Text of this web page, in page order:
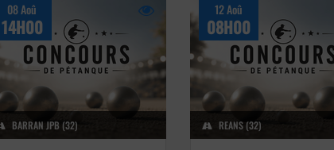
08 Aoû
14H00
BARRAN JPB (32)
12 Aoû
08H00
REANS (32)